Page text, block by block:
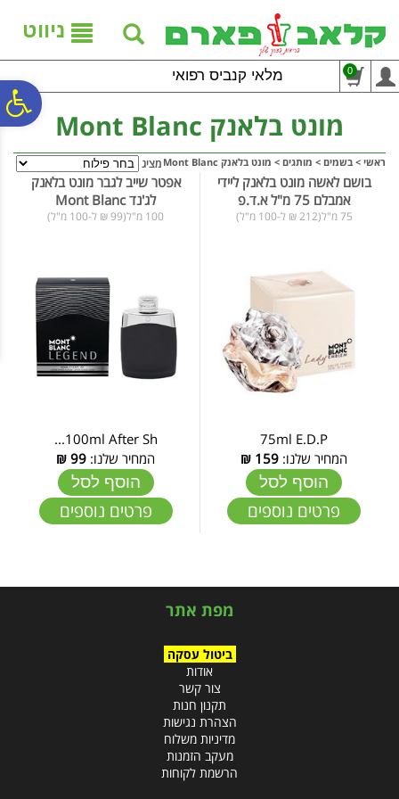
נגישות
אתר
המרכזי
ניווט
מלאי קנביס רפואי 0
מונט בלאנק Mont Blanc
ראשי > בשמים > מותגים > מונט בלאנק Mont Blanc מציג
בושם לאשה מונט בלאנק ליידי
אמבלם 75 מ"ל א.ד.פ
75 מ"ל(212 ₪ ל-100 מ"ל)
75ml E.D.P
המחיר שלנו: 159
₪
הוסף לסל
פרטים נוספים
אפטר שייב לגבר מונט בלאנק
לג'נד Mont Blanc
100 מ"ל(99 ₪ ל-100 מ"ל)
100ml After Sh...
המחיר שלנו: 99
₪
הוסף לסל
פרטים נוספים
מפת אתר
ביטול עסקה
אודות
צור קשר
תקנון חנות
הצהרת נגישות
מדיניות משלוח
מעקב הזמנות
הרשמת לקוחות